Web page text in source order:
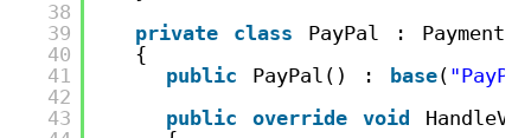
38
39
40
41
42
43
private
class
PayPal :
{
public
PayPal() : base(
public
override void